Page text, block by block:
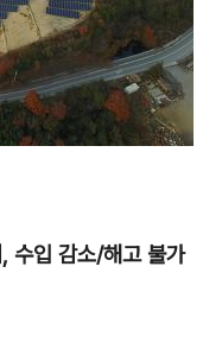
수입 감소/해고 불가